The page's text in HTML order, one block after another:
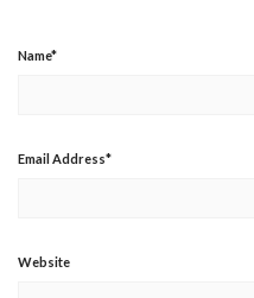
Name*
Email Address*
Website